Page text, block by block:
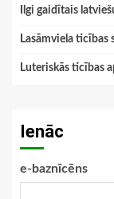
Ilgi gaidītais
Lasāmviela ticības
Luteriskās ticības
Ienāc
e-baznīcēns